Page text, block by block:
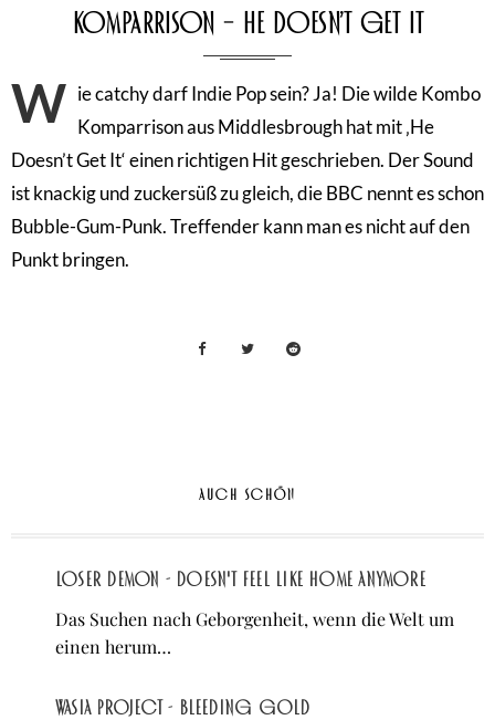
Komparrison – He Doesn’t Get It
W ie catchy darf Indie Pop sein? Ja! Die wilde Kombo
Komparrison aus Middlesbrough hat mit ‚He
Doesn’t Get It‘ einen richtigen Hit geschrieben. Der Sound
ist knackig und zuckersüß zu gleich, die BBC nennt es schon
Bubble-Gum-Punk. Treffender kann man es nicht auf den
Punkt bringen.
AUCH SCHÖN
Loser Demon - Doesn't Feel Like Home Anymore
Das Suchen nach Geborgenheit, wenn die Welt um
einen herum…
Wasia Project - Bleeding Gold